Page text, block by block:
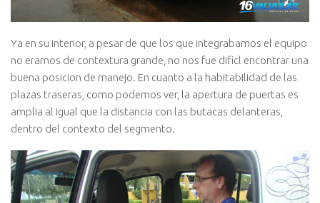
Ya en su interior, a pesar de que los que integrabamos el equipo
no eramos de contextura grande, no nos fue dificl encontrar una
buena posicion de manejo. En cuanto a la habitabilidad de las
plazas traseras, como podemos ver, la apertura de puertas es
amplia al igual que la distancia con las butacas delanteras,
dentro del contexto del segmento.